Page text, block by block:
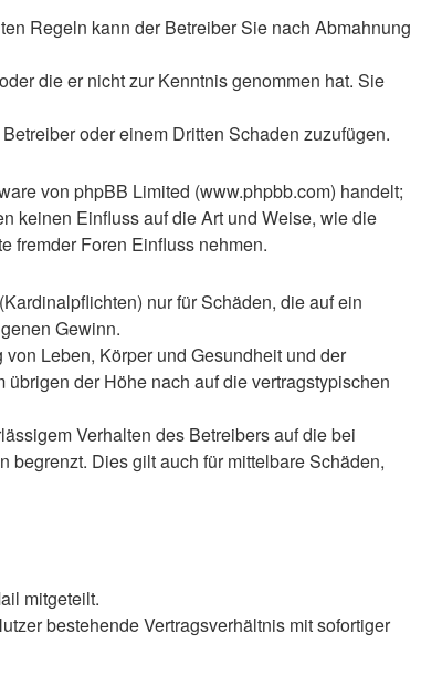
Regeln kann der Betreiber Sie nach Abmahnung
die er nicht zur Kenntnis genommen hat. Sie
oder einem Dritten Schaden zuzufügen.
von phpBB Limited (www.phpbb.com) handelt;
keinen Einfluss auf die Art und Weise, wie die
fremder Foren Einfluss nehmen.
nur für Schäden, die auf ein
Gewinn.
Leben, Körper und Gesundheit und der
der Höhe nach auf die vertragstypischen
Verhalten des Betreibers auf die bei
Dies gilt auch für mittelbare Schäden,
mitgeteilt.
bestehende Vertragsverhältnis mit sofortiger